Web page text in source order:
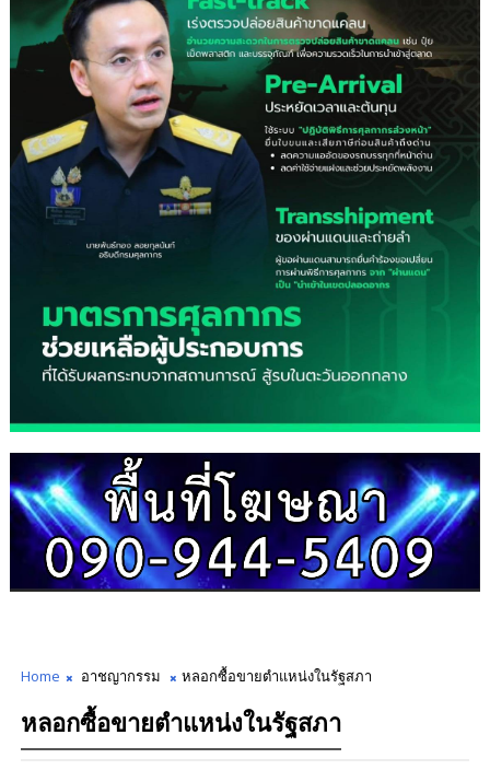
Home อาชญากรรม หลอกซื้อขายตำแหน่งในรัฐสภา
หลอกซื้อขายตำแหน่งในรัฐสภา